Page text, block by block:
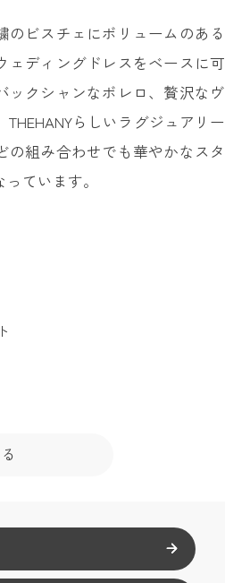
のビスチェにボリュームのある
ェディングドレスをベースに可
ックシャンなボレロ、贅沢なヴ
らしいラグジュアリー
の組み合わせでも華やかなスタ
ています。